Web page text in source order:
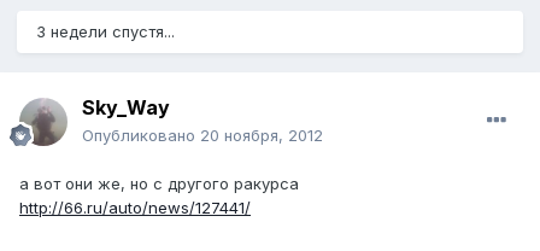
3 недели спустя...
Sky_Way
Опубликовано 20 ноября, 2012
а вот они же, но с другого ракурса
http://66.ru/auto/news/127441/